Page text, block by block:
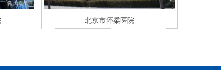
北京天坛医院